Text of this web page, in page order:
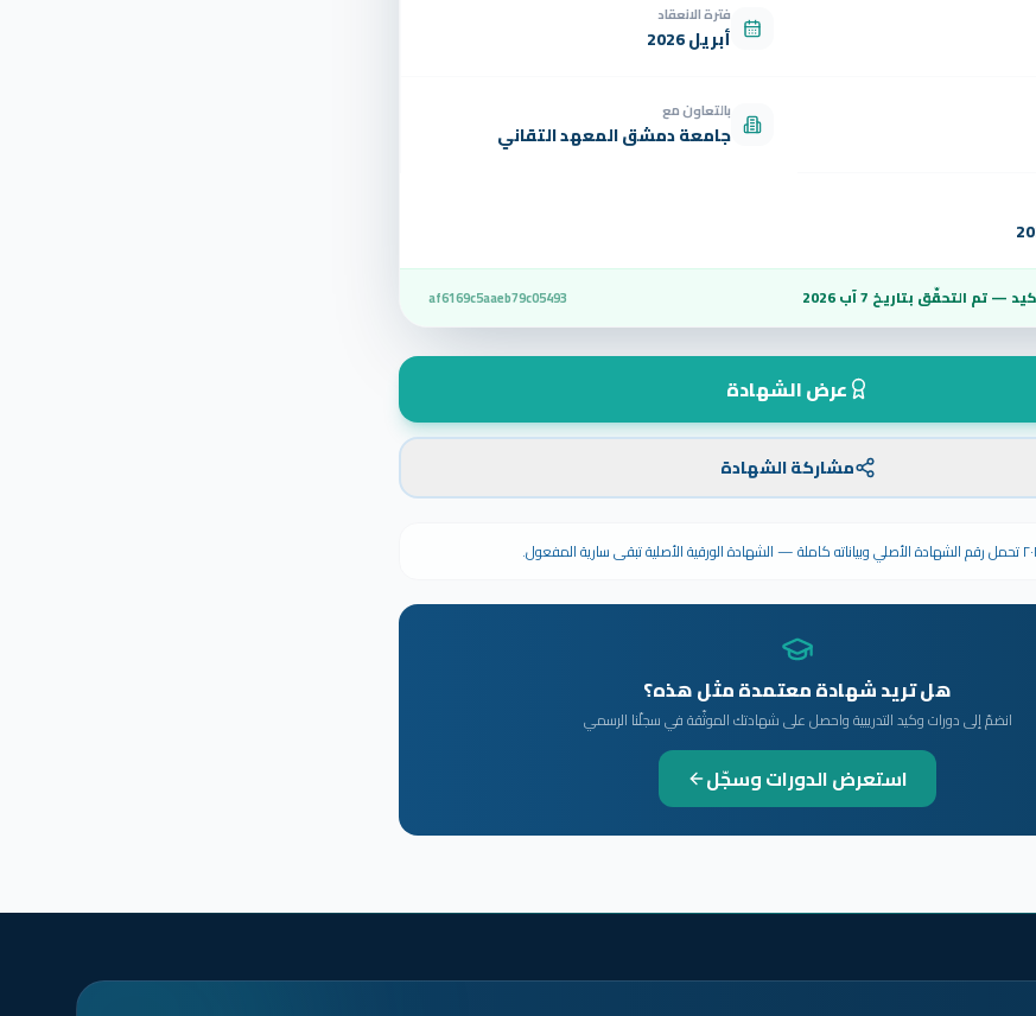
فترة الانعقاد
أبريل 2026
بالتعاون مع
جامعة دمشق المعهد التقاني
— تم التحقّق بتاريخ 7 آب 2026 af6169c5aaeb79c05493
عرض الشهادة
مشاركة الشهادة
هل تريد شهادة معتمدة مثل هذه؟
انضمّ إلى دورات وكيد التدريبية واحصل على شهادتك الموثّقة في سجلّنا الرسمي
استعرض الدورات وسجّل